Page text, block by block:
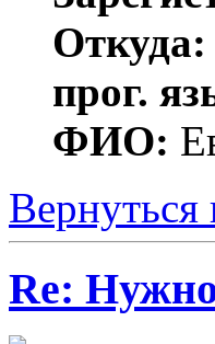
Откуда:
прог.
ФИО:
Вернуться
Re: